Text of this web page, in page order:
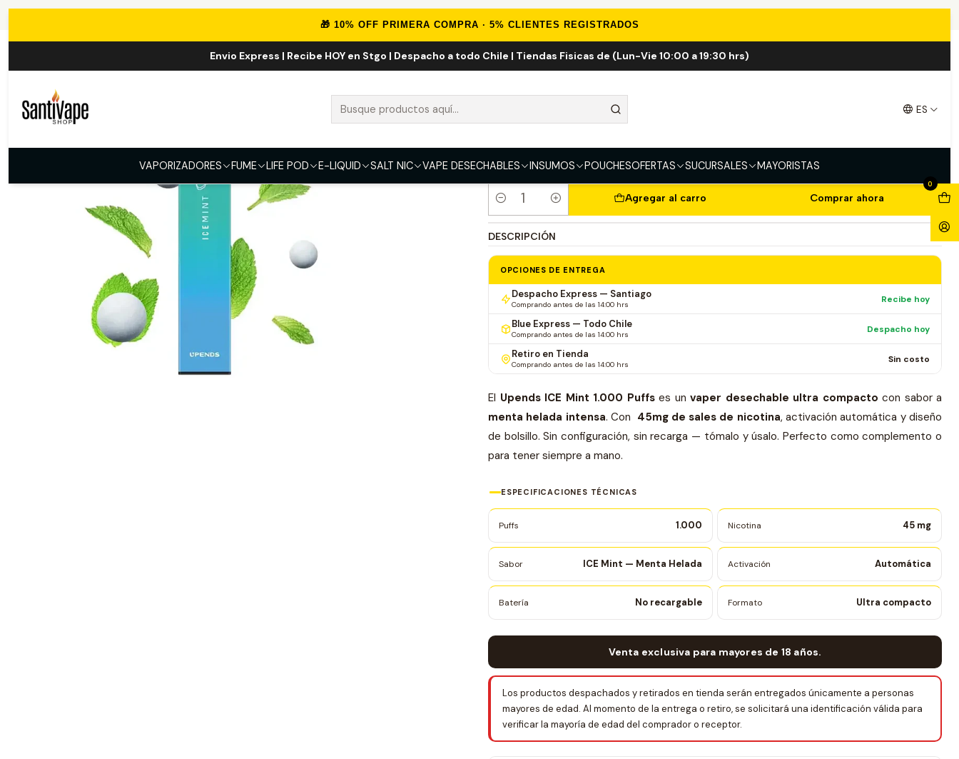
🎁 10% OFF PRIMERA COMPRA · 5% CLIENTES REGISTRADOS
Envio Express | Recibe HOY en Stgo | Despacho a todo Chile | Tiendas Fisicas de (Lun-Vie 10:00 a 19:30 hrs)
ES
VAPORIZADORES FUME LIFE POD E-LIQUID SALT NIC VAPE DESECHABLES INSUMOS POUCHESOFERTAS SUCURSALES MAYORISTAS
0
Upends ICE Mint 1.000 Puff
5.0 1 reseña
50mg
Cantidad
Agregar al carro Comprar ahora
DESCRIPCIÓN
OPCIONES DE ENTREGA
Despacho Express — Santiago
Comprando antes de las 14:00 hrs Recibe hoy
Blue Express — Todo Chile
Comprando antes de las 14:00 hrs Despacho hoy
Retiro en Tienda
Comprando antes de las 14:00 hrs Sin costo
El Upends ICE Mint 1.000 Puffses un vaper desechable ultra compacto con sabor a
menta helada intensa. Con 45mg de sales de nicotina, activación automática y diseño
de bolsillo. Sin configuración, sin recarga — tómalo y úsalo. Perfecto como complemento o
para tener siempre a mano.
ESPECIFICACIONES TÉCNICAS
Puffs 1.000 Nicotina 45 mg
Sabor ICE Mint — Menta Helada Activación Automática
Batería No recargable Formato Ultra compacto
Venta exclusiva para mayores de 18 años.
Los productos despachados y retirados en tienda serán entregados únicamente a personas
mayores de edad. Al momento de la entrega o retiro, se solicitará una identificación válida para
verificar la mayoría de edad del comprador o receptor.